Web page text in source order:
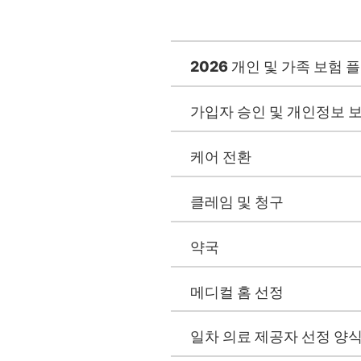
2026 개인 및 가족 보험
가입자 승인 및 개인정보
케어 전환
클레임 및 청구
약국
메디컬 홈 선정
일차 의료 제공자 선정 양식